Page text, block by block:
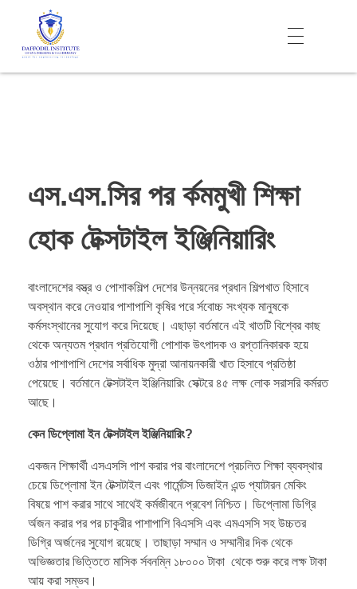
Daffodil Institute of Engineering Technology (DIET)
এস.এস.সির পর র্কমমুখী শিক্ষা
হোক টেক্সটাইল ইঞ্জিনিয়ারিং
বাংলাদেশের বস্ত্র ও পোশাকশিল্প দেশের উন্নয়নের প্রধান শিল্পখাত হিসাবে
অবস্থান করে নেওয়ার পাশাপাশি কৃষির পরে র্সবোচ্চ সংখ্যক মানুষকে
কর্মসংস্থানের সুযোগ করে দিয়েছে। এছাড়া বর্তমানে এই খাতটি বিশ্বের কাছ
থেকে অন্যতম প্রধান প্রতিযোগী পোশাক উৎপাদক ও রপ্তানিকারক হয়ে
ওঠার পাশাপাশি দেশের সর্বাধিক মুদ্রা আনায়নকারী খাত হিসাবে প্রতিষ্ঠা
পেয়েছে। বর্তমানে টেক্সটাইল ইঞ্জিনিয়ারিং সেক্টরে ৪৫ লক্ষ লোক সরাসরি কর্মরত
আছে।
কেন ডিপ্লোমা ইন টেক্সটাইল ইঞ্জিনিয়ারিং?
একজন শিক্ষার্থী এসএসসি পাশ করার পর বাংলাদেশে প্রচলিত শিক্ষা ব্যবস্থার
চেয়ে ডিপ্লোমা ইন টেক্সটাইল এবং গার্মেন্টস ডিজাইন এন্ড প্যাটারন মেকিং
বিষয়ে পাশ করার সাথে সাথেই কর্মজীবনে প্রবেশ নিশ্চিত। ডিপ্লোমা ডিগ্রি
র্অজন করার পর পর চাকুরীর পাশাপাশি বিএসসি এবং এমএসসি সহ উচ্চতর
ডিগ্রি অর্জনের সুযোগ রয়েছে। তাছাড়া সম্মান ও সম্মানীর দিক থেকে
অভিজ্ঞতার ভিত্তিতে মাসিক র্সবনম্নি ১৮০০০ টাকা থেকে শুরু করে লক্ষ টাকা
আয় করা সম্ভব।